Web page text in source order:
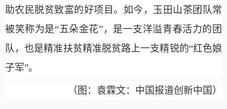
助农民脱贫致富的好项目。如今，玉田山茶团队常
被笑称为是“五朵金花”，是一支洋溢青春活力的团
队，也是精准扶贫精准脱贫路上一支精锐的“红色娘
子军”。
（图 ： 袁霖文： 中国报道创新中国）